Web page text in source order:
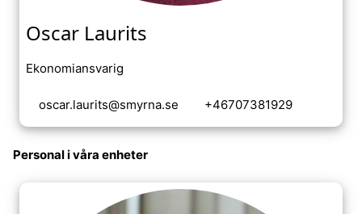
Oscar Laurits
Ekonomiansvarig
oscar.laurits@smyrna.se +46707381929
Personal i våra enheter